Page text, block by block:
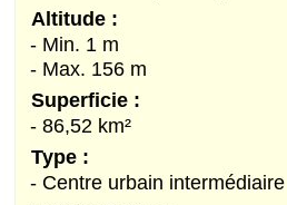
Altitude :
- Min. 1 m
- Max. 156 m
Superficie :
- 86,52 km²
Type :
- Centre urbain intermédiaire